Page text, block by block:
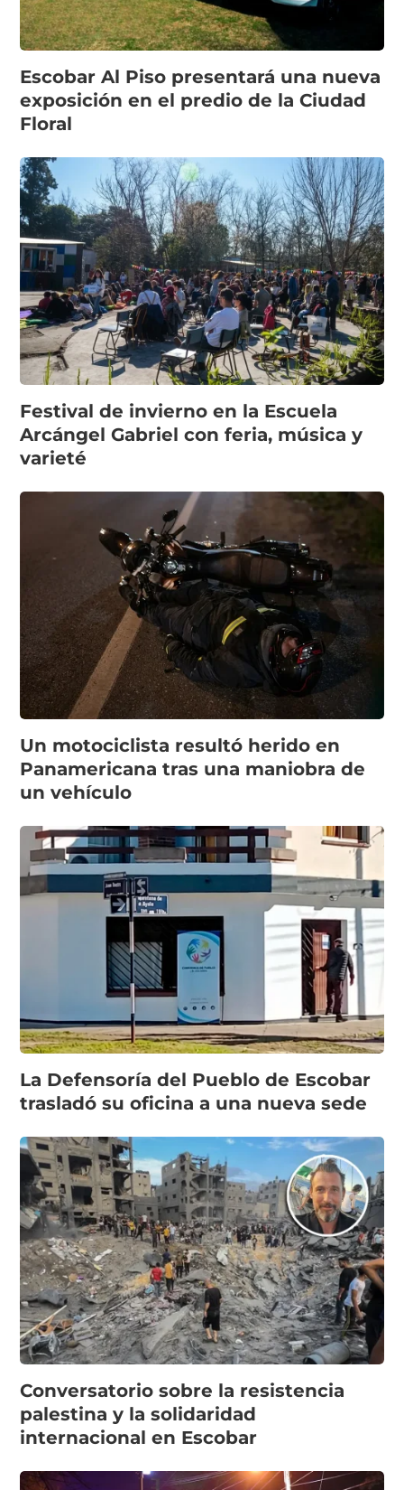
Escobar Al Piso presentará una nueva
exposición en el predio de la Ciudad
Floral
Festival de invierno en la Escuela
Arcángel Gabriel con feria, música y
varieté
Un motociclista resultó herido en
Panamericana tras una maniobra de
un vehículo
La Defensoría del Pueblo de Escobar
trasladó su oficina a una nueva sede
Conversatorio sobre la resistencia
palestina y la solidaridad
internacional en Escobar